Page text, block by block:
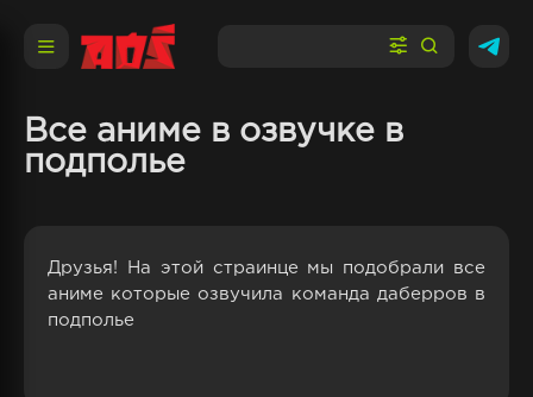
Все аниме в озвучке в
подполье
Друзья! На этой страинце мы подобрали все
аниме которые озвучила команда даберров в
подполье